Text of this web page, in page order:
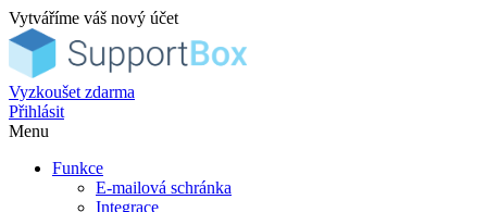
Vytváříme váš nový účet
Vyzkoušet zdarma
Přihlásit
Menu
Funkce
E-mailová schránka
Integrace